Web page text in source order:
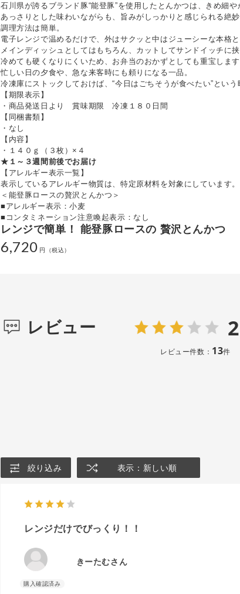
レンジで簡単！ 能登豚ロースの 贅沢とんかつ
6,720
石川県が誇るブランド豚“能登豚”を使用したとんかつは、きめ細
あっさりとした味わいながらも、旨みがしっかりと感じられる絶
調理方法は簡単。
電子レンジで温めるだけで、外はサクッと中はジューシーな本格
メインディッシュとしてはもちろん、カットしてサンドイッチに
冷めても硬くなりにくいため、お弁当のおかずとしても重宝します
忙しい日の夕食や、急な来客時にも頼りになる一品。
冷凍庫にストックしておけば、“今日はごちそうが食べたい”とい
【期限表示】
・商品発送日より 賞味期限 冷凍１８０日間
【同梱書類】
・なし
【内容】
・１４０ｇ（３枚）×４
★１～３週間前後でお届け
【アレルギー表示一覧】
表示しているアレルギー物質は、特定原材料を対象にしています。
＜能登豚ロースの贅沢とんかつ＞
■アレルギー表示：小麦
■コンタミネーション注意喚起表示：なし
レビュー
レビュー件数： 13件
絞り込み 表示：新しい順
レンジだけでびっくり！！
きーたむさん